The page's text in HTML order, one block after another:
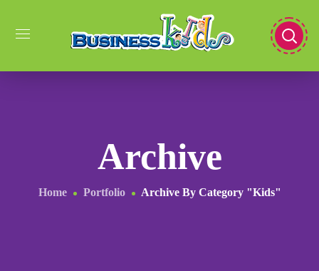
Archive
Home Portfolio Archive By Category "Kids"